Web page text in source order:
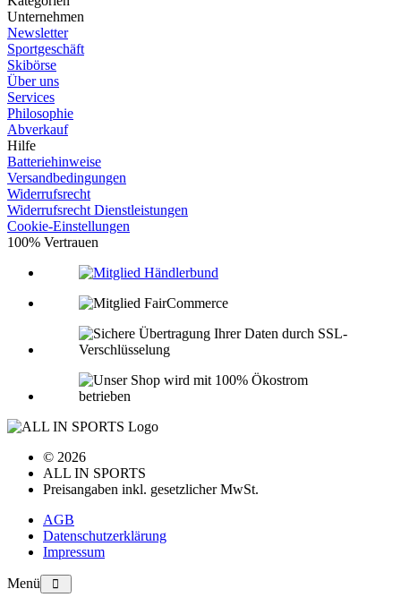
Unternehmen
Newsletter
Sportgeschäft
Skibörse
Über uns
Services
Philosophie
Abverkauf
Hilfe
Batteriehinweise
Versandbedingungen
Widerrufsrecht
Widerrufsrecht Dienstleistungen
Cookie-Einstellungen
100% Vertrauen
© 2026
ALL IN SPORTS
Preisangaben inkl. gesetzlicher MwSt.
AGB
Datenschutzerklärung
Impressum
Menü